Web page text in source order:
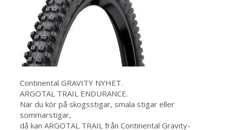
Continental GRAVITY NYHET.
ARGOTAL TRAIL ENDURANCE.
När du kör på skogsstigar, smala stigar eller
sommarstigar,
då kan ARGOTAL TRAIL från Continental Gravity-